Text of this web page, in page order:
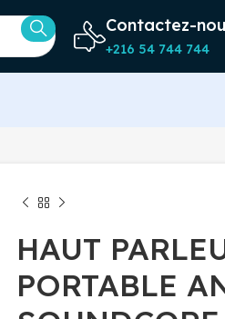
Contactez-
+216 54 744 744
HAUT
PORTABLE